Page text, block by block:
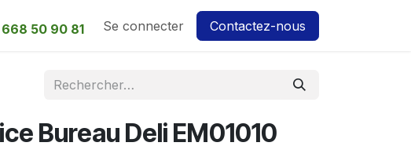
668 50 90 81 Se connecter Contactez-nous
Bureau Deli EM01010